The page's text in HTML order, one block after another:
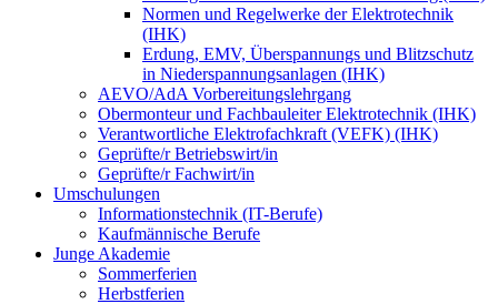
Normen und Regelwerke der Elektrotechnik
(IHK)
Erdung, EMV, Überspannungs und Blitzschutz
in Niederspannungsanlagen (IHK)
AEVO/AdA Vorbereitungslehrgang
Obermonteur und Fachbauleiter Elektrotechnik (IHK)
Verantwortliche Elektrofachkraft (VEFK) (IHK)
Geprüfte/r Betriebswirt/in
Geprüfte/r Fachwirt/in
Umschulungen
Informationstechnik (IT-Berufe)
Kaufmännische Berufe
Junge Akademie
Sommerferien
Herbstferien